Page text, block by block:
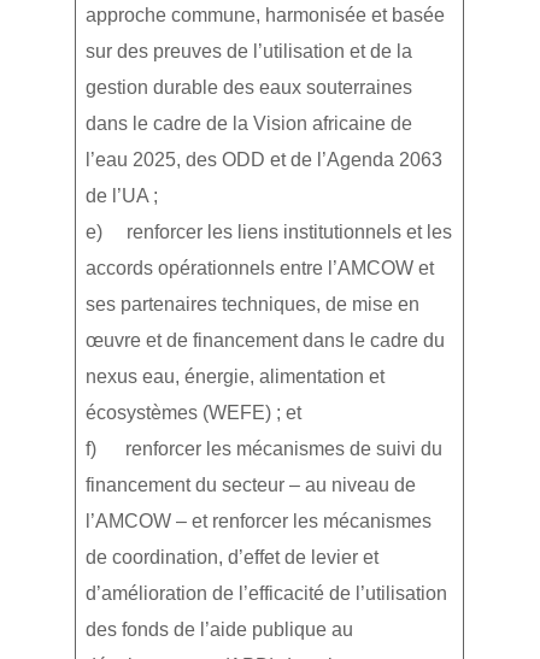
approche commune, harmonisée et basée
sur des preuves de l’utilisation et de la
gestion durable des eaux souterraines
dans le cadre de la Vision africaine de
l’eau 2025, des ODD et de l’Agenda 2063
de l’UA ;
e) renforcer les liens institutionnels et les
accords opérationnels entre l’AMCOW et
ses partenaires techniques, de mise en
œuvre et de financement dans le cadre du
nexus eau, énergie, alimentation et
écosystèmes (WEFE) ; et
f) renforcer les mécanismes de suivi du
financement du secteur – au niveau de
l’AMCOW – et renforcer les mécanismes
de coordination, d’effet de levier et
d’amélioration de l’efficacité de l’utilisation
des fonds de l’aide publique au